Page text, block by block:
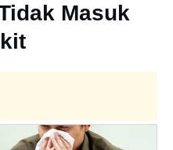
Masuk